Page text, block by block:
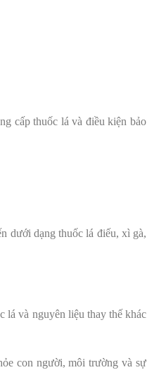
cấp thuốc lá và điều kiện bảo
dưới dạng thuốc lá điếu, xì gà,
lá và nguyên liệu thay thế khác
con người, môi trường và sự